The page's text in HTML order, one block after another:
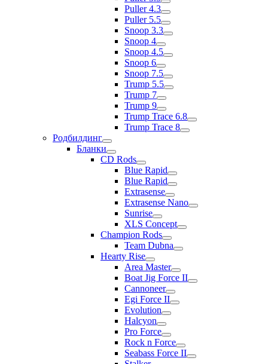
Puller 4.3
Puller 5.5
Snoop 3.3
Snoop 4
Snoop 4.5
Snoop 6
Snoop 7.5
Trump 5.5
Trump 7
Trump 9
Trump Trace 6.8
Trump Trace 8
Родбилдинг
Бланки
CD Rods
Blue Rapid
Blue Rapid
Extrasense
Extrasense Nano
Sunrise
XLS Concept
Champion Rods
Team Dubna
Hearty Rise
Area Master
Boat Jig Force II
Cannoneer
Egi Force II
Evolution
Halcyon
Pro Force
Rock n Force
Seabass Force II